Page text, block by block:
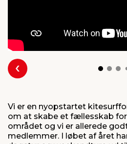
Forrige
Vi er en nyopstartet
om at skabe et fællesskab
området og vi er allerede
medlemmer. I løbet af året